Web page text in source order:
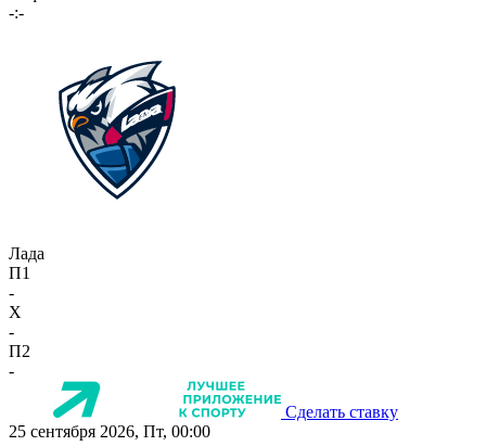
-:-
Лада
П1
-
X
-
П2
-
Сделать ставку
25 сентября 2026, Пт, 00:00